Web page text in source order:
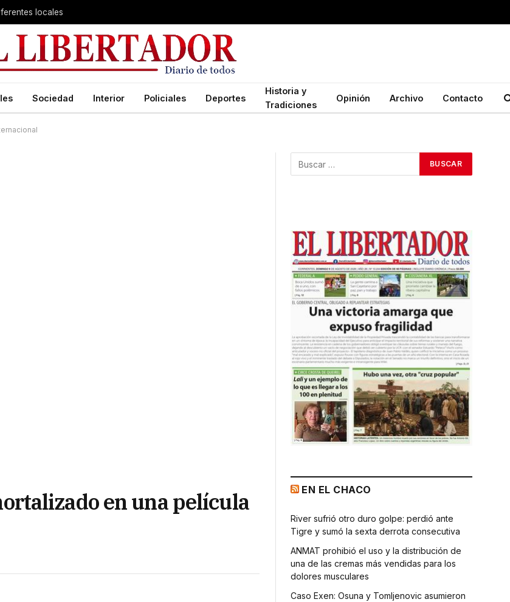
locales
Sociedad Interior Policiales Deportes
Historia y
Tradiciones
Opinión Archivo Contacto
en una película
EN EL CHACO
River sufrió otro duro golpe: perdió ante
Tigre y sumó la sexta derrota consecutiva
ANMAT prohibió el uso y la distribución de
una de las cremas más vendidas para los
dolores musculares
Caso Exen: Osuna y Tomljenovic asumieron